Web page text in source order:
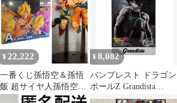
¥ 22,222
一番くじ孫悟空＆孫悟
飯 超サイヤ人孫悟空バ
ーダック フィギュア ド
¥ 8,082
バンプレスト ドラゴン
ボールZ Grandista
Resolution of Soldiers バ